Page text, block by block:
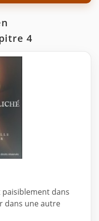
4
paisiblement dans
dans une autre